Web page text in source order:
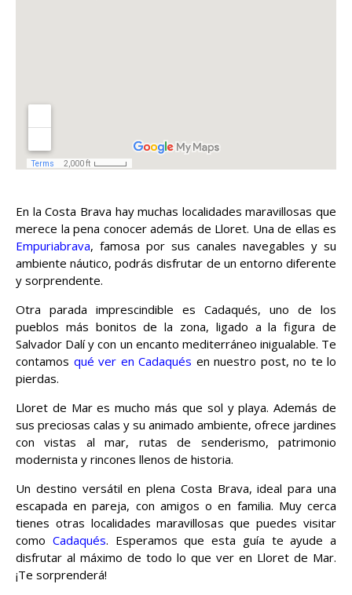
En la Costa Brava hay muchas localidades maravillosas que
merece la pena conocer además de Lloret. Una de ellas es
Empuriabrava, famosa por sus canales navegables y su
ambiente náutico, podrás disfrutar de un entorno diferente
y sorprendente.
Otra parada imprescindible es Cadaqués, uno de los
pueblos más bonitos de la zona, ligado a la figura de
Salvador Dalí y con un encanto mediterráneo inigualable. Te
contamos qué ver en Cadaqués en nuestro post, no te lo
pierdas.
Lloret de Mar es mucho más que sol y playa. Además de
sus preciosas calas y su animado ambiente, ofrece jardines
con vistas al mar, rutas de senderismo, patrimonio
modernista y rincones llenos de historia.
Un destino versátil en plena Costa Brava, ideal para una
escapada en pareja, con amigos o en familia. Muy cerca
tienes otras localidades maravillosas que puedes visitar
como Cadaqués. Esperamos que esta guía te ayude a
disfrutar al máximo de todo lo que ver en Lloret de Mar.
¡Te sorprenderá!